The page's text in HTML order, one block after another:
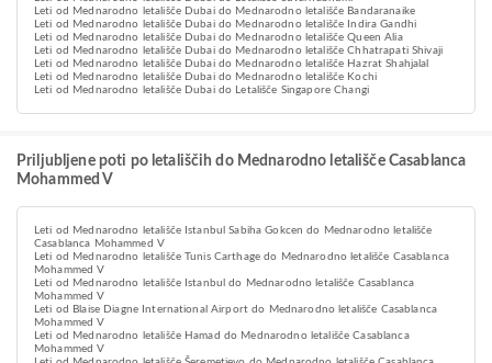
Leti od Mednarodno letališče Dubai do Mednarodno letališče Bandaranaike
Leti od Mednarodno letališče Dubai do Mednarodno letališče Indira Gandhi
Leti od Mednarodno letališče Dubai do Mednarodno letališče Queen Alia
Leti od Mednarodno letališče Dubai do Mednarodno letališče Chhatrapati Shivaji
Leti od Mednarodno letališče Dubai do Mednarodno letališče Hazrat Shahjalal
Leti od Mednarodno letališče Dubai do Mednarodno letališče Kochi
Leti od Mednarodno letališče Dubai do Letališče Singapore Changi
Priljubljene poti po letališčih do Mednarodno letališče Casablanca
Mohammed V
Leti od Mednarodno letališče Istanbul Sabiha Gokcen do Mednarodno letališče
Casablanca Mohammed V
Leti od Mednarodno letališče Tunis Carthage do Mednarodno letališče Casablanca
Mohammed V
Leti od Mednarodno letališče Istanbul do Mednarodno letališče Casablanca
Mohammed V
Leti od Blaise Diagne International Airport do Mednarodno letališče Casablanca
Mohammed V
Leti od Mednarodno letališče Hamad do Mednarodno letališče Casablanca
Mohammed V